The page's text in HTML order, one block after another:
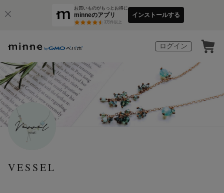
お買いものがもっとお得に
minneのアプリ
3万件以上
インストールする
ログイン
VESSEL